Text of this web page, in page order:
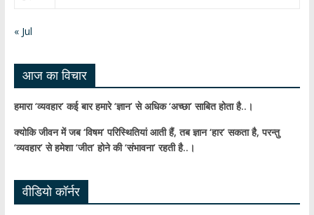
« Jul
आज का विचार
हमारा ‘व्यवहार’ कई बार हमारे ‘ज्ञान’ से अधिक ‘अच्छा’ साबित होता है..।
क्योकि जीवन में जब ‘विषम’ परिस्थितियां आती हैं,तब ज्ञान ‘हार’ सकता है,परन्तु
‘व्यवहार’ से हमेशा ‘जीत’ होने की ‘संभावना’ रहती है..।
वीडियो कॉर्नर